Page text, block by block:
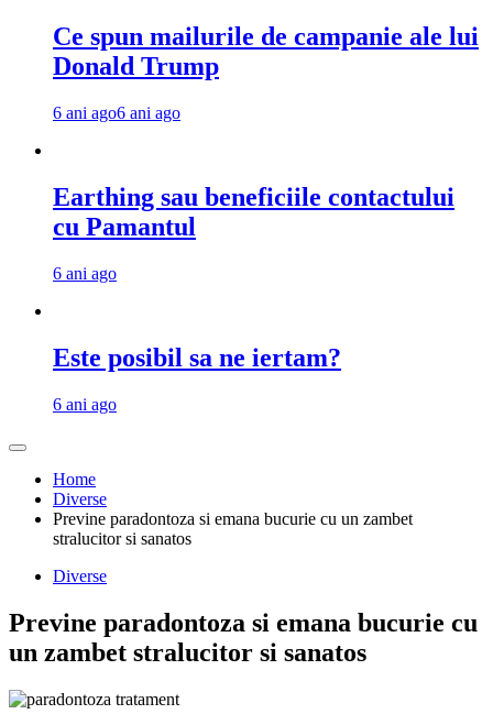
Ce spun mailurile de campanie ale lui
Donald Trump
6 ani ago6 ani ago
Earthing sau beneficiile contactului
cu Pamantul
6 ani ago
Este posibil sa ne iertam?
6 ani ago
Home
Diverse
Previne paradontoza si emana bucurie cu un zambet
stralucitor si sanatos
Diverse
Previne paradontoza si emana bucurie cu
un zambet stralucitor si sanatos